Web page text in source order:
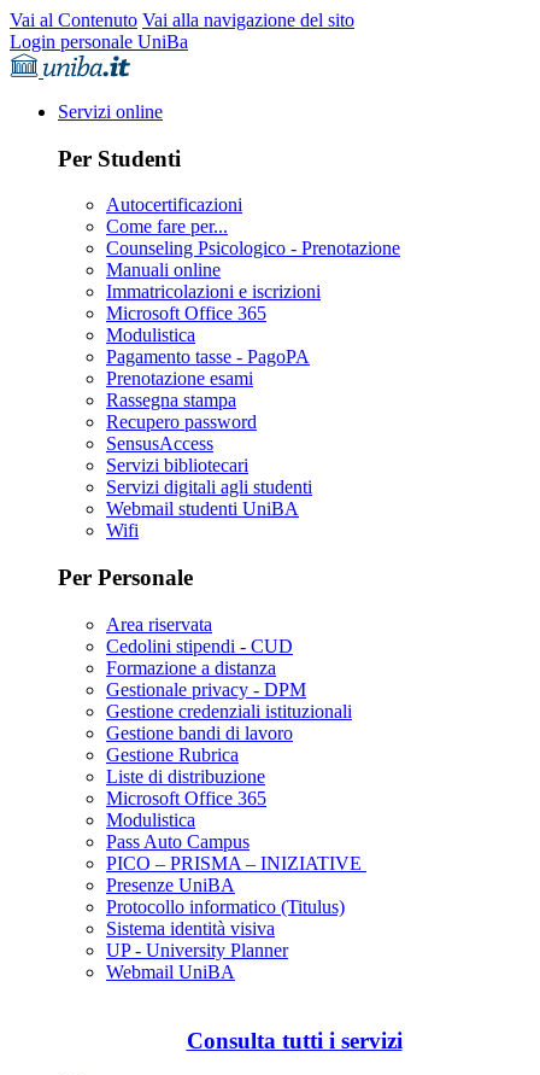
Vai al Contenuto Vai alla navigazione del sito
Login personale UniBa
Servizi online
Per Studenti
Autocertificazioni
Come fare per...
Counseling Psicologico - Prenotazione
Manuali online
Immatricolazioni e iscrizioni
Microsoft Office 365
Modulistica
Pagamento tasse - PagoPA
Prenotazione esami
Rassegna stampa
Recupero password
SensusAccess
Servizi bibliotecari
Servizi digitali agli studenti
Webmail studenti UniBA
Wifi
Per Personale
Area riservata
Cedolini stipendi - CUD
Formazione a distanza
Gestionale privacy - DPM
Gestione credenziali istituzionali
Gestione bandi di lavoro
Gestione Rubrica
Liste di distribuzione
Microsoft Office 365
Modulistica
Pass Auto Campus
PICO – PRISMA – INIZIATIVE
Presenze UniBA
Protocollo informatico (Titulus)
Sistema identità visiva
UP - University Planner
Webmail UniBA
Consulta tutti i servizi